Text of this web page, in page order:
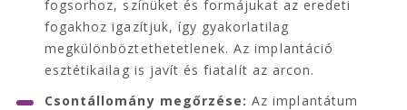
fogsorhoz, színüket és formájukat az eredeti
fogakhoz igazítjuk, így gyakorlatilag
megkülönböztethetetlenek. Az implantáció
esztétikailag is javít és fiatalít az arcon.
Csontállomány megőrzése: Az implantátum